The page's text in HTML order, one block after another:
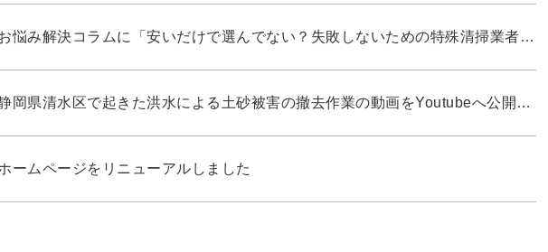
お悩み解決コラムに「安いだけで選んでない？失敗しないための特殊清掃業者へ依頼するときの注意点」を追加しました。
静岡県清水区で起きた洪水による土砂被害の撤去作業の動画をYoutubeへ公開しました。
ームページをリニューアルしました